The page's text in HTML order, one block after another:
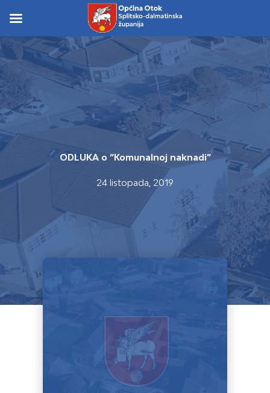
content
content
ODLUKA o “Komunalnoj naknadi”
24 listopada, 2019